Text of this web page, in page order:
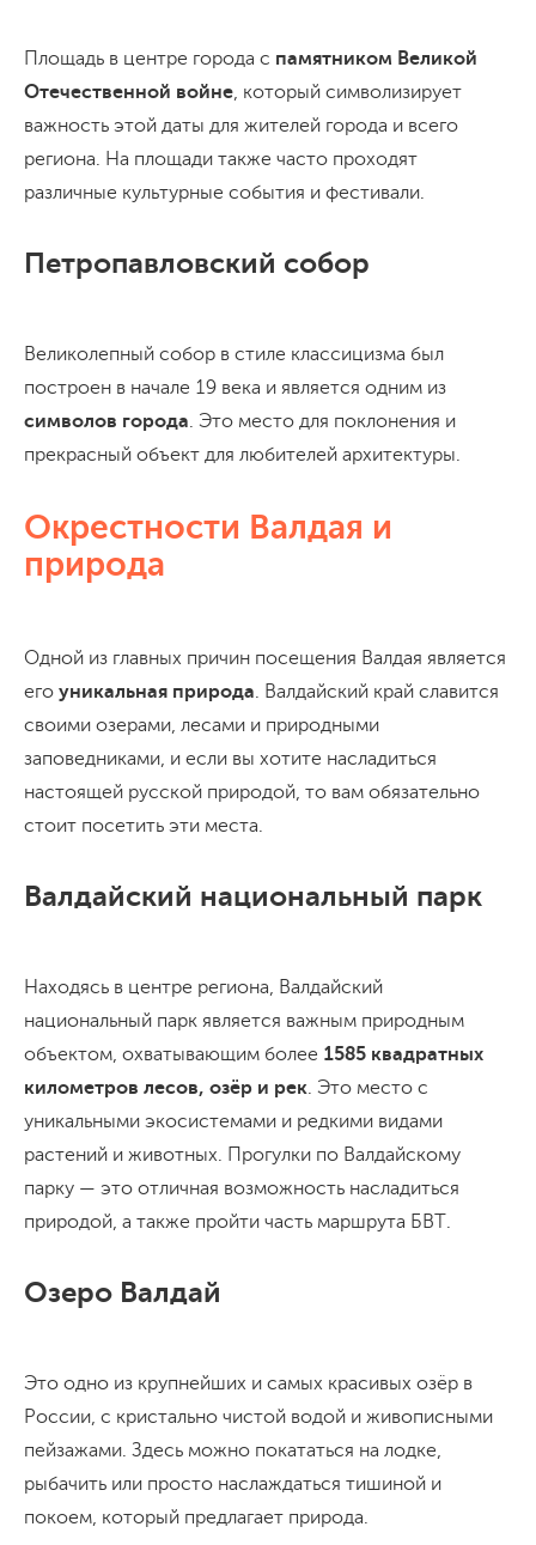
Площадь в центре города с памятником Великой
Отечественной войне, который символизирует
важность этой даты для жителей города и всего
региона. На площади также часто проходят
различные культурные события и фестивали.
Петропавловский собор
Великолепный собор в стиле классицизма был
построен в начале 19 века и является одним из
символов города. Это место для поклонения и
прекрасный объект для любителей архитектуры.
Окрестности Валдая и
природа
Одной из главных причин посещения Валдая является
его уникальная природа. Валдайский край славится
своими озерами, лесами и природными
заповедниками, и если вы хотите насладиться
настоящей русской природой, то вам обязательно
стоит посетить эти места.
Валдайский национальный парк
Находясь в центре региона, Валдайский
национальный парк является важным природным
объектом, охватывающим более 1585 квадратных
километров лесов, озёр и рек. Это место с
уникальными экосистемами и редкими видами
растений и животных. Прогулки по Валдайскому
парку — это отличная возможность насладиться
природой, а также пройти часть маршрута БВТ.
Озеро Валдай
Это одно из крупнейших и самых красивых озёр в
России, с кристально чистой водой и живописными
пейзажами. Здесь можно покататься на лодке,
рыбачить или просто наслаждаться тишиной и
покоем, который предлагает природа.